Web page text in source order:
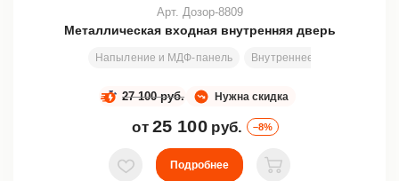
Металлическая входная внутренняя дверь
Напыление и МДФ-панель Внутреннее открывание
Арт. Дозор-8809
Нужна скидка
27 100 руб.
от 25 100 руб. –8%
В избранное
Подробнее
В корзину